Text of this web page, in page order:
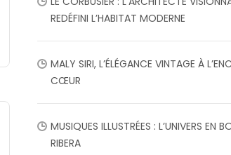
REDÉFINI L’HABITAT MODERNE
MALY SIRI, L’ÉLÉGANCE VINTAGE À
CŒUR
MUSIQUES ILLUSTRÉES : L’UNIVERS EN
RIBERA